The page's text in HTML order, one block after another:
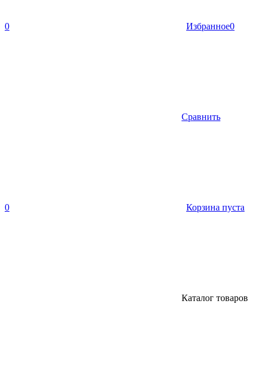
0 Избранное0
Сравнить
0 Корзина пуста
Каталог товаров